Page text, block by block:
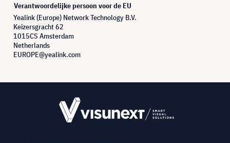
Verantwoordelijke persoon voor de EU
Yealink (Europe) Network Technology B.V.
Keizersgracht 62
1015CS Amsterdam
Netherlands
EUROPE@yealink.com